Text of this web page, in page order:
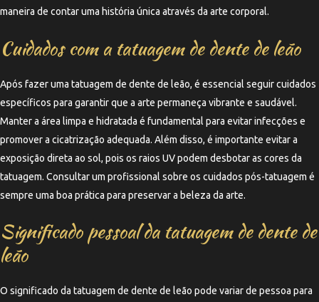
maneira de contar uma história única através da arte corporal.
Cuidados com a tatuagem de dente de leão
Após fazer uma tatuagem de dente de leão, é essencial seguir cuidados
específicos para garantir que a arte permaneça vibrante e saudável.
Manter a área limpa e hidratada é fundamental para evitar infecções e
promover a cicatrização adequada. Além disso, é importante evitar a
exposição direta ao sol, pois os raios UV podem desbotar as cores da
tatuagem. Consultar um profissional sobre os cuidados pós-tatuagem é
sempre uma boa prática para preservar a beleza da arte.
Significado pessoal da tatuagem de dente de
leão
O significado da tatuagem de dente de leão pode variar de pessoa para